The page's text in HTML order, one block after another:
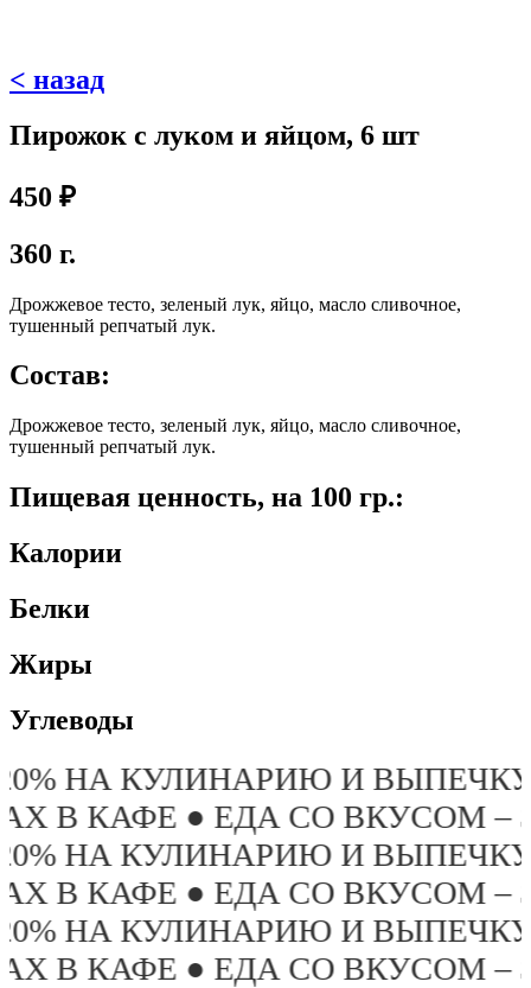
< назад
Пирожок с луком и яйцом, 6 шт
450 ₽
360 г.
Дрожжевое тесто, зеленый лук, яйцо, масло сливочное,
тушенный репчатый лук.
Состав:
Дрожжевое тесто, зеленый лук, яйцо, масло сливочное,
тушенный репчатый лук.
Пищевая ценность, на 100 гр.:
Калории
Белки
Жиры
Углеводы
И ВЫПЕЧКУ ПОСЛЕ 19:00
ВКУСОМ – ЭТО ПРО
И ВЫПЕЧКУ ПОСЛЕ 19:00
ВКУСОМ – ЭТО ПРО
И ВЫПЕЧКУ ПОСЛЕ 19:00
ВКУСОМ – ЭТО ПРО